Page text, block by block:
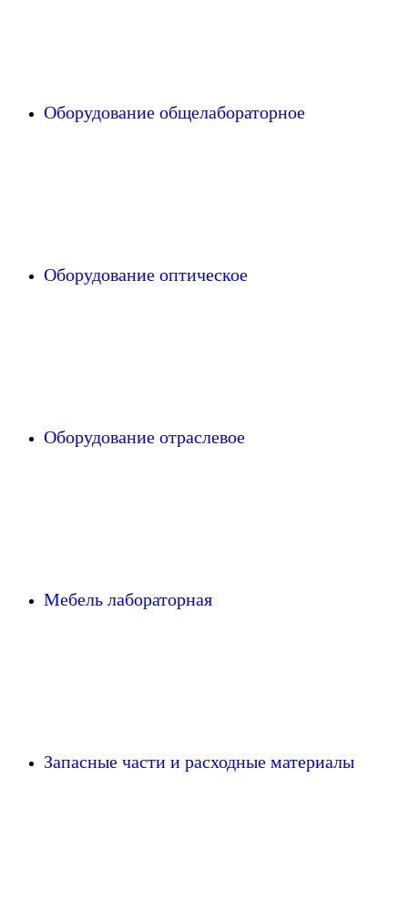
Оборудование общелабораторное
Оборудование оптическое
Оборудование отраслевое
Мебель лабораторная
Запасные части и расходные материалы